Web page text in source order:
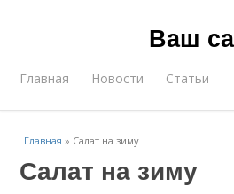
Ваш
Главная Новости Статьи
Главная » Салат на зиму
Салат на зиму